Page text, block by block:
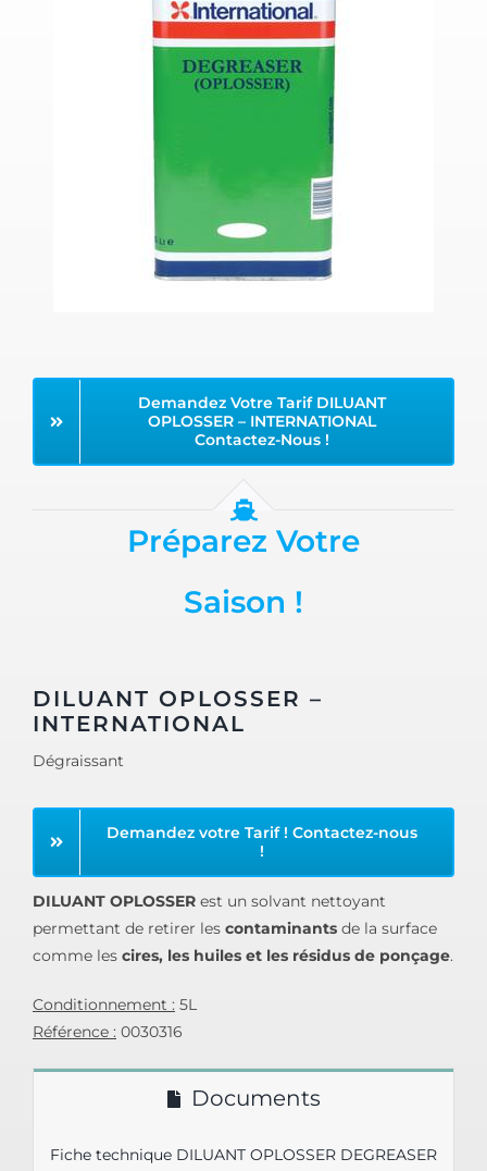
Demandez Votre Tarif DILUANT
OPLOSSER – INTERNATIONAL
Contactez-Nous !
Préparez Votre
Saison !
DILUANT OPLOSSER –
INTERNATIONAL
Dégraissant
Demandez votre Tarif ! Contactez-nous
!
DILUANT OPLOSSER est un solvant nettoyant
permettant de retirer les contaminantsde la surface
comme les cires, les huiles et les résidus de ponçage.
Conditionnement : 5L
Référence : 0030316
Documents
Fiche technique DILUANT OPLOSSER DEGREASER